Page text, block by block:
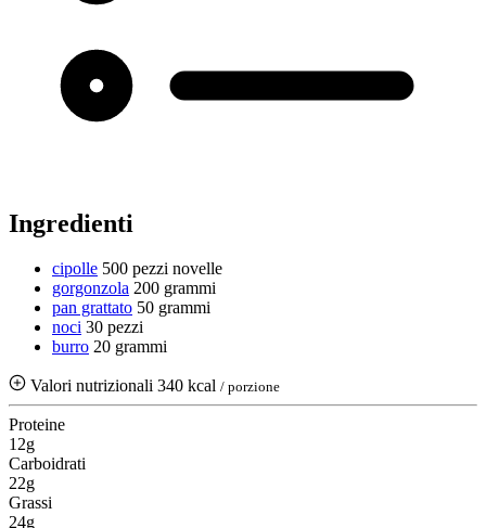
Ingredienti
cipolle 500 pezzi novelle
gorgonzola 200 grammi
pan grattato 50 grammi
noci 30 pezzi
burro 20 grammi
Valori nutrizionali 340 kcal / porzione
Proteine
12g
Carboidrati
22g
Grassi
24g